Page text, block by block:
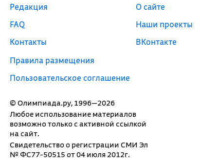
© Олимпиада.ру, 1996—2026
Любое использование материалов
возможно только с активной ссылкой
на сайт.
Свидетельство о регистрации СМИ Эл
№ ФС77-50515 от 04 июля 2012г.
Редакция
FAQ
Контакты
Правила размещения
Пользовательское соглашение
О сайте
Наши проекты
ВКонтакте